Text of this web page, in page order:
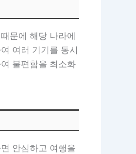
문에 해당 나라에
여러 기기를 동시
불편함을 최소화
안심하고 여행을